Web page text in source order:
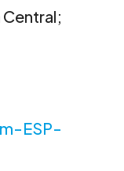
Central;
ESP-